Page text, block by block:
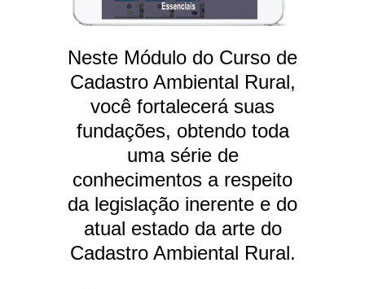
Neste Módulo do Curso de
Cadastro Ambiental Rural,
você fortalecerá suas
fundações, obtendo toda
uma série de
conhecimentos a respeito
da legislação inerente e do
atual estado da arte do
Cadastro Ambiental Rural.